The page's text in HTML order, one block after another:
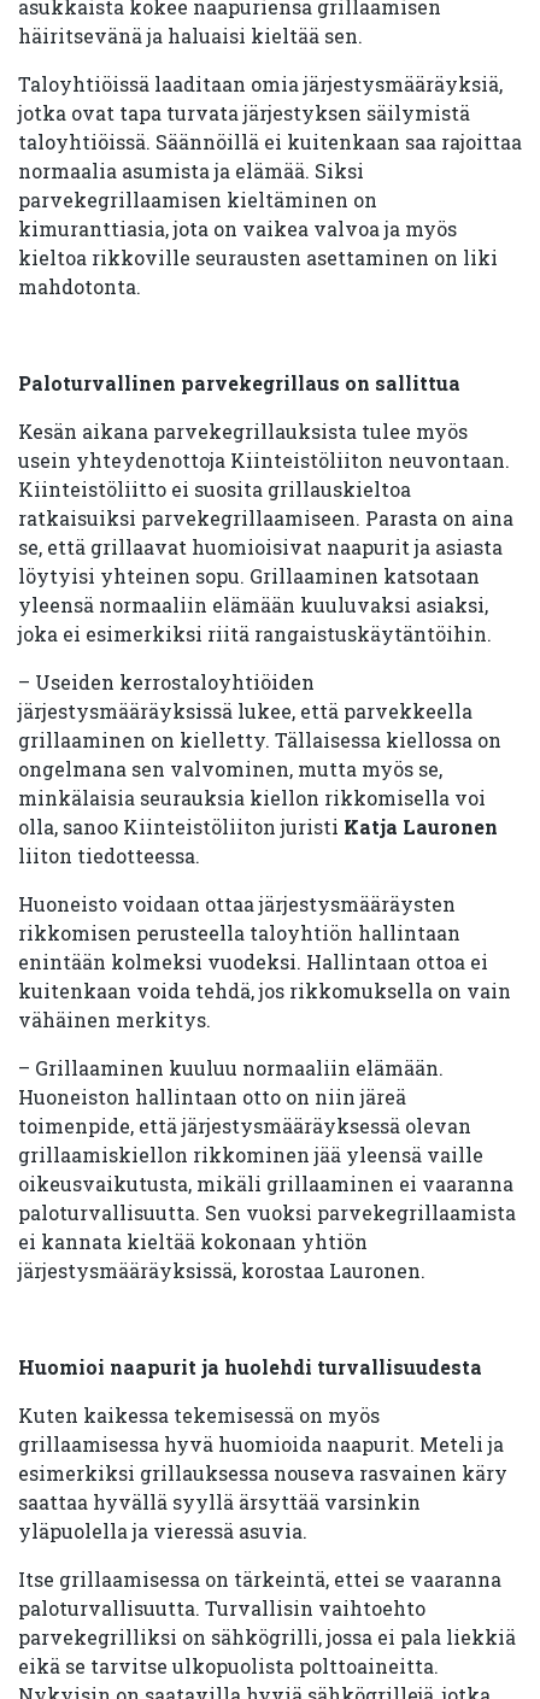
asukkaista kokee naapuriensa grillaamisen
häiritsevänä ja haluaisi kieltää sen.
Taloyhtiöissä laaditaan omia järjestysmääräyksiä,
jotka ovat tapa turvata järjestyksen säilymistä
taloyhtiöissä. Säännöillä ei kuitenkaan saa rajoittaa
normaalia asumista ja elämää. Siksi
parvekegrillaamisen kieltäminen on
kimuranttiasia, jota on vaikea valvoa ja myös
kieltoa rikkoville seurausten asettaminen on liki
mahdotonta.
Paloturvallinen parvekegrillaus on sallittua
Kesän aikana parvekegrillauksista tulee myös
usein yhteydenottoja Kiinteistöliiton neuvontaan.
Kiinteistöliitto ei suosita grillauskieltoa
ratkaisuiksi parvekegrillaamiseen. Parasta on aina
se, että grillaavat huomioisivat naapurit ja asiasta
löytyisi yhteinen sopu. Grillaaminen katsotaan
yleensä normaaliin elämään kuuluvaksi asiaksi,
joka ei esimerkiksi riitä rangaistuskäytäntöihin.
– Useiden kerrostaloyhtiöiden
järjestysmääräyksissä lukee, että parvekkeella
grillaaminen on kielletty. Tällaisessa kiellossa on
ongelmana sen valvominen, mutta myös se,
minkälaisia seurauksia kiellon rikkomisella voi
olla, sanoo Kiinteistöliiton juristi Katja Lauronen
liiton tiedotteessa.
Huoneisto voidaan ottaa järjestysmääräysten
rikkomisen perusteella taloyhtiön hallintaan
enintään kolmeksi vuodeksi. Hallintaan ottoa ei
kuitenkaan voida tehdä, jos rikkomuksella on vain
vähäinen merkitys.
– Grillaaminen kuuluu normaaliin elämään.
Huoneiston hallintaan otto on niin järeä
toimenpide, että järjestysmääräyksessä olevan
grillaamiskiellon rikkominen jää yleensä vaille
oikeusvaikutusta, mikäli grillaaminen ei vaaranna
paloturvallisuutta. Sen vuoksi parvekegrillaamista
ei kannata kieltää kokonaan yhtiön
järjestysmääräyksissä, korostaa Lauronen.
Huomioi naapurit ja huolehdi turvallisuudesta
Kuten kaikessa tekemisessä on myös
grillaamisessa hyvä huomioida naapurit. Meteli ja
esimerkiksi grillauksessa nouseva rasvainen käry
saattaa hyvällä syyllä ärsyttää varsinkin
yläpuolella ja vieressä asuvia.
Itse grillaamisessa on tärkeintä, ettei se vaaranna
paloturvallisuutta. Turvallisin vaihtoehto
parvekegrilliksi on sähkögrilli, jossa ei pala liekkiä
eikä se tarvitse ulkopuolista polttoaineitta.